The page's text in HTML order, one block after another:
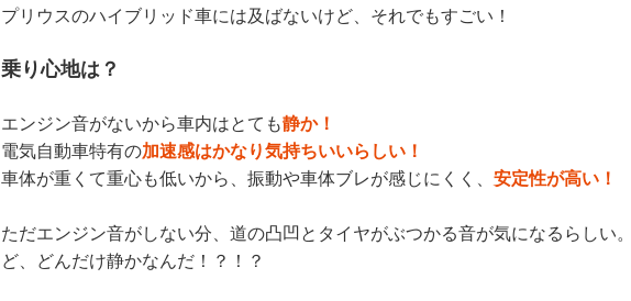
プリウスのハイブリッド車には及ばないけど、それでもすごい！
乗り心地は？
エンジン音がないから車内はとても静か！
電気自動車特有の加速感はかなり気持ちいいらしい！
車体が重くて重心も低いから、振動や車体ブレが感じにくく、 安定性が高い！
ただエンジン音がしない分、道の凸凹とタイヤがぶつかる音が気になるらしい。
ど、どんだけ静かなんだ！？！？